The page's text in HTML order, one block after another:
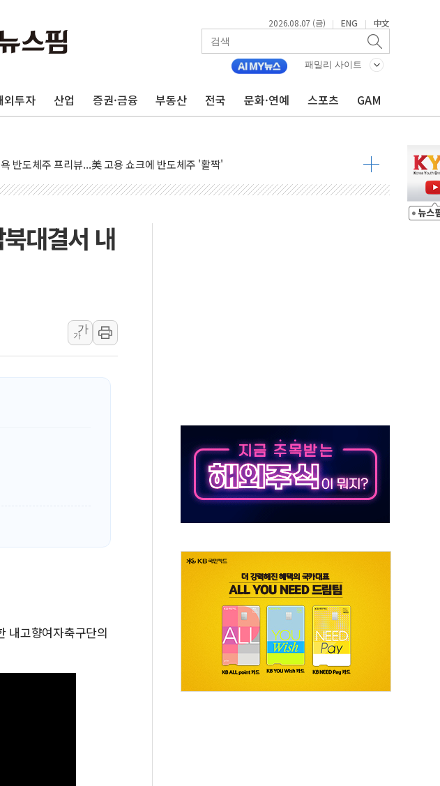
2026.08.07 (금) | ENG | 中文
패밀리 사이트
외투자 산업 증권·금융 부동산 전국 문화·연예 스포츠 GAM
수출항 '하르그섬', 최근 1주일 이상 '올스톱'… 美 해상봉쇄 영향
화 장중 급등…시장은 "또 개입했나" 촉각
美 고용 쇼크에 금리 인상 우려 후퇴…나스닥 선물 1%대 상승
2만3000명 감소 '쇼크'…9월 금리 인상 기대 후퇴
특징주...아틀라시안·클라우드플레어·태양광주↑ VS 트레이드데스크·웬디스↓
와 MOU… "6·25 미군 실종자 7359명 끝까지 찾겠다"
마라톤 부동산 2차 회의' 주재… "전폭적 공급 확대·속도전 총력"
리실리콘 관세 15% 부과…美 태양광주 급등
년주택' SNS 글 역풍에 "정부정책 아냐" 해명
가뭄 숙지나...경북동해안권 8~9일 최대 100mm 호우
예·파키스탄, '공동방위협정' 체결… 수니파 국가들의 새 안보 협력 구도
대결서 내
가
가
내고향여자축구단의